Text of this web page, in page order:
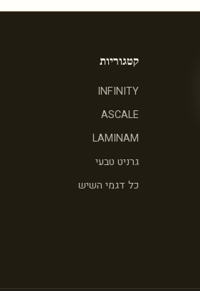
קטגוריות
INFINITY
ASCALE
LAMINAM
גרניט טבעי
כל דגמי השיש